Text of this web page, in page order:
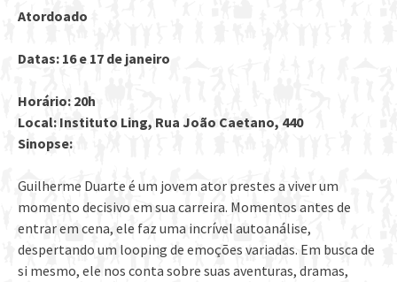
Atordoado
Datas: 16 e 17 de janeiro
Horário: 20h
Local: Instituto Ling, Rua João Caetano, 440
Sinopse:
Guilherme Duarte é um jovem ator prestes a viver um
momento decisivo em sua carreira. Momentos antes de
entrar em cena, ele faz uma incrível autoanálise,
despertando um looping de emoções variadas. Em busca de
si mesmo, ele nos conta sobre suas aventuras, dramas,